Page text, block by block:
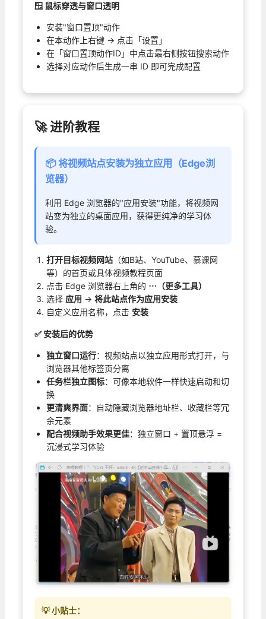
🪟 鼠标穿透与窗口透明
安装"窗口置顶"动作
在本动作上右键 → 点击「设置」
在「窗口置顶动作ID」中点击最右侧按钮搜索动作
选择对应动作后生成一串 ID 即可完成配置
🚀 进阶教程
📦 将视频站点安装为独立应用（Edge浏
览器）
利用 Edge 浏览器的"应用安装"功能，将视频网
站变为独立的桌面应用，获得更纯净的学习体
验。
打开目标视频网站 （如B站、YouTube、慕课网
等）的首页或具体视频教程页面
点击 Edge 浏览器右上角的 ⋯（更多工具）
选择 应用 → 将此站点作为应用安装
自定义应用名称，点击 安装
✅ 安装后的优势
独立窗口运行：视频站点以独立应用形式打开，与
浏览器其他标签页分离
任务栏独立图标：可像本地软件一样快速启动和切
换
更清爽界面：自动隐藏浏览器地址栏、收藏栏等冗
余元素
配合视频助手效果更佳：独立窗口 + 置顶悬浮 =
沉浸式学习体验
💡 小贴士：